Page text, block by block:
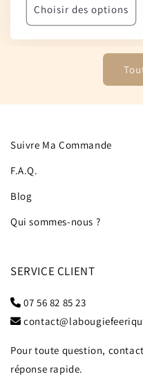
Choisir des options
Suivre Ma Commande
F.A.Q.
Blog
Qui sommes-nous ?
SERVICE CLIENT
07 56 82 85 23
Pour toute question,
réponse rapide.